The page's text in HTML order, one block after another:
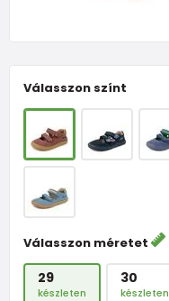
Válasszon színt
Válasszon méretet
29
készleten
30
készleten